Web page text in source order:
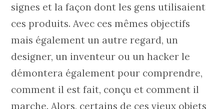
signes et la façon dont les gens utilisaient
ces produits. Avec ces mêmes objectifs
mais également un autre regard, un
designer, un inventeur ou un hacker le
démontera également pour comprendre,
comment il est fait, conçu et comment il
marche. Alors, certains de ces vieux objets